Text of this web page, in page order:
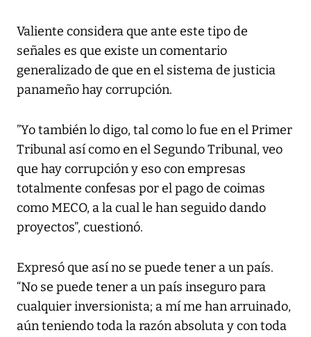
Valiente considera que ante este tipo de
señales es que existe un comentario
generalizado de que en el sistema de justicia
panameño hay corrupción.
”Yo también lo digo, tal como lo fue en el Primer
Tribunal así como en el Segundo Tribunal, veo
que hay corrupción y eso con empresas
totalmente confesas por el pago de coimas
como MECO, a la cual le han seguido dando
proyectos”, cuestionó.
Expresó que así no se puede tener a un país.
“No se puede tener a un país inseguro para
cualquier inversionista; a mí me han arruinado,
aún teniendo toda la razón absoluta y con toda